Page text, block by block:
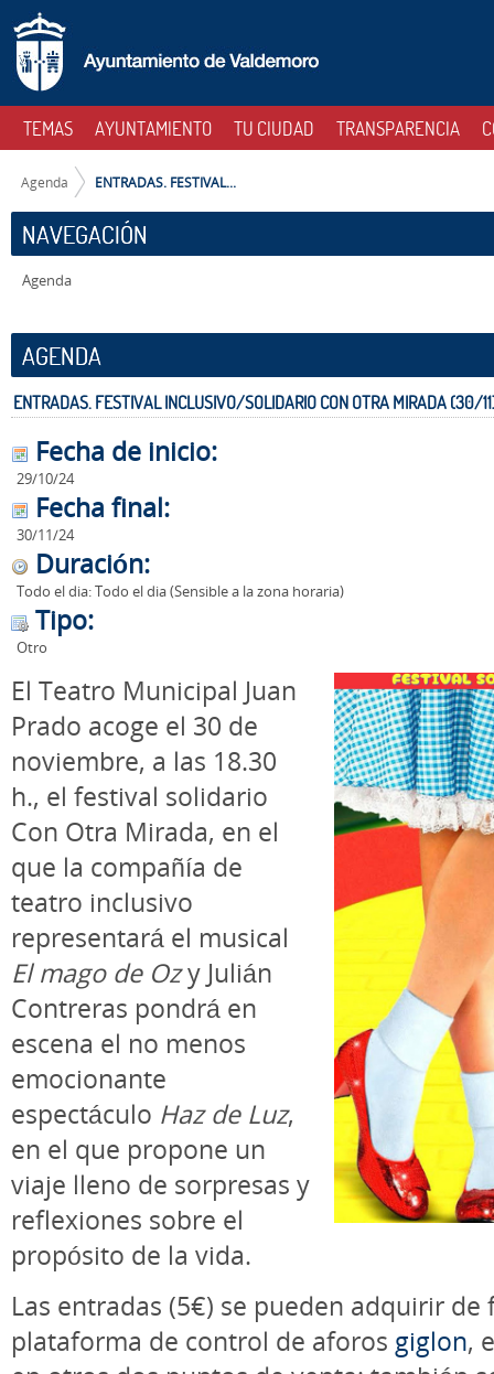
Saltar al contenido
ENTRADAS. FESTIVAL INCLUSIVO/SOLIDARIO CON OTRA MIRADA (30/11)
NAVEGACIÓN
TEMAS AYUNTAMIENTO TU CIUDAD TRANSPARENCIA
CAMINO DE MIGAS
Agenda ENTRADAS. FESTIVAL...
NAVEGACIÓN
Agenda
AGENDA
ENTRADAS. FESTIVAL INCLUSIVO/SOLIDARIO CON OTRA MIRADA (30/
Fecha de inicio:
29/10/24
Fecha final:
30/11/24
Duración:
Todo el dia:Todo el dia (Sensible a la zona horaria)
Tipo:
Otro
El Teatro Municipal Juan
Prado acoge el 30 de
noviembre, a las 18.30
h., el festival solidario
Con Otra Mirada, en el
que la compañía de
teatro inclusivo
representará el musical
El mago de Ozy Julián
Contreras pondrá en
escena el no menos
emocionante
espectáculo Haz de Luz,
en el que propone un
viaje lleno de sorpresas y
reflexiones sobre el
propósito de la vida.
Las entradas (5€) se pueden adquirir
plataforma de control de aforos giglon,